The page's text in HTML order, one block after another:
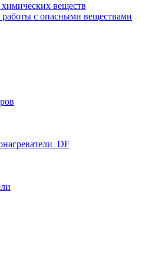
веществ
с опасными веществами